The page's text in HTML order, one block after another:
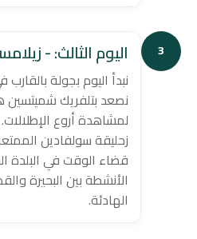
3 اليوم الثالث: -
نبدأ اليوم بجولة
لمشاهدة أروع
زحليقة سولفادين
قضاء الوقت في البلدة
الأنشطة بين البحيرة
الهادئة.